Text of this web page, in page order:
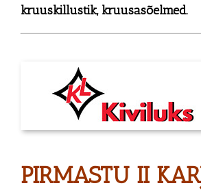
kruuskillustik, kruusasõelmed.
PIRMASTU II